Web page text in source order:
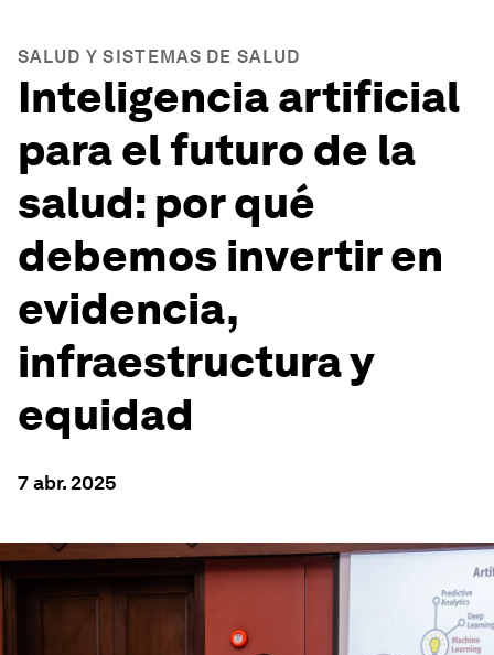
SALUD Y SISTEMAS DE SALUD
Inteligencia artificial
para el futuro de la
salud: por qué
debemos invertir en
evidencia,
infraestructura y
equidad
7 abr. 2025